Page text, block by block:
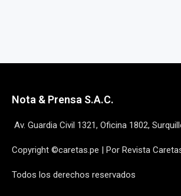
Nota & Prensa S.A.C.
Av. Guardia Civil 1321, Oficina 1802,
Copyright ©caretas.pe | Por Revista
Todos los derechos reservados